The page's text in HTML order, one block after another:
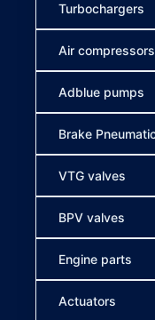
Turbochargers
Air compressors
Adblue pumps
Brake
VTG valves
BPV valves
Engine parts
Actuators